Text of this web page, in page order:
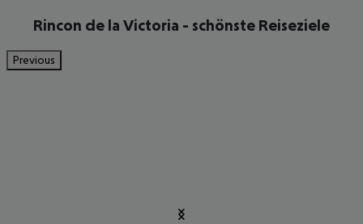
Rincon de la Victoria - schönste Reiseziele
Previous